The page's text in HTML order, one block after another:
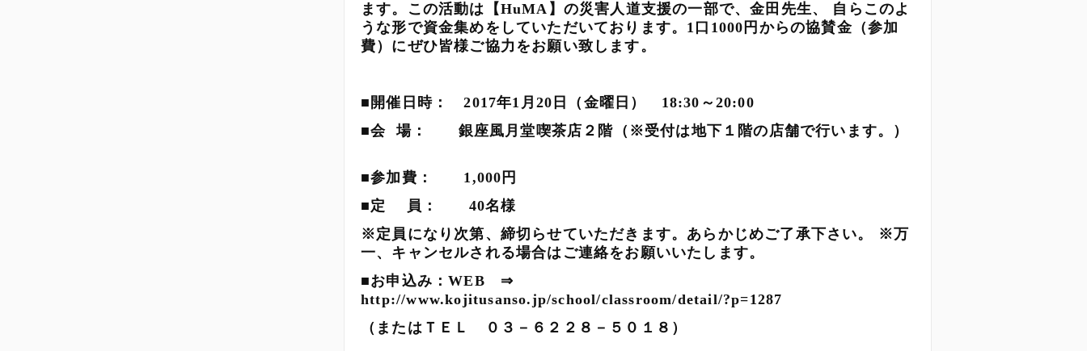
ます。この活動は【HuMA】の災害人道支援の一部で、金田先生、 自らこのよ
うな形で資金集めをしていただいております。1口1000円からの協賛金（参加
費）にぜひ皆様ご協力をお願い致します。
■開催日時： 2017年1月20日（金曜日） 18:30～20:00
■会 場： 銀座風月堂喫茶店２階（※受付は地下１階の店舗で行います。）
■参加費： 1,000円
■定 員： 40名様
※定員になり次第、締切らせていただきます。あらかじめご了承下さい。 ※万
一、キャンセルされる場合はご連絡をお願いいたします。
■お申込み：WEB ⇒
http://www.kojitusanso.jp/school/classroom/detail/?p=1287
（またはＴＥＬ ０３－６２２８－５０１８）